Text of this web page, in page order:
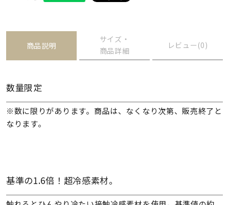
商品説明
サイズ・
商品詳細
レビュー(0)
数量限定
※数に限りがあります。商品は、なくなり次第、販売終了と
なります。
基準の1.6倍！超冷感素材。